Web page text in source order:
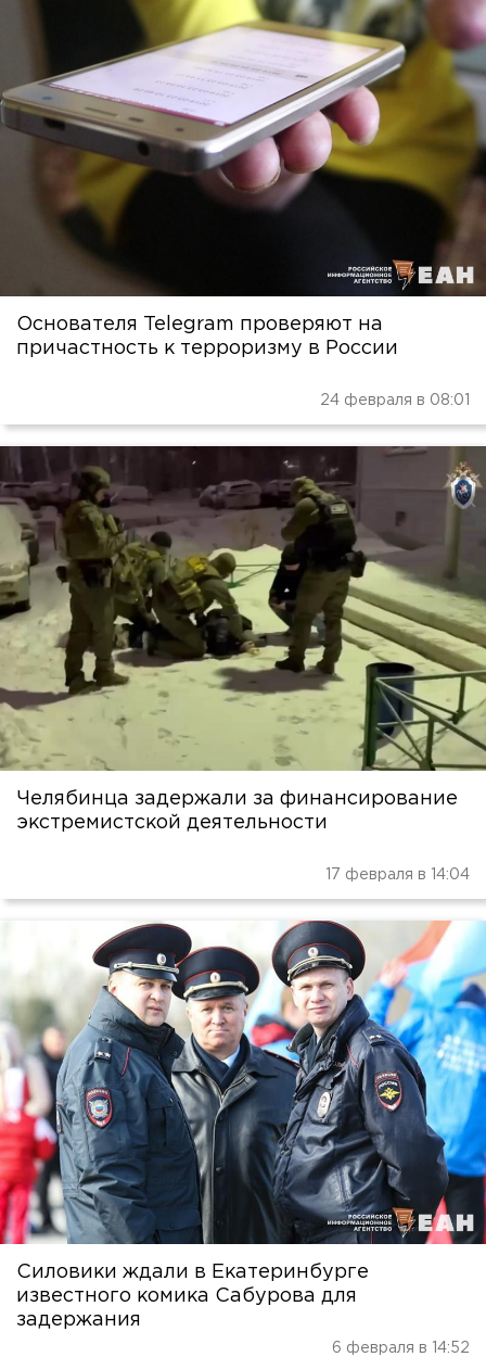
Основателя Telegram проверяют на
причастность к терроризму в России
24 февраля в 08:01
Челябинца задержали за финансирование
экстремистской деятельности
17 февраля в 14:04
Силовики ждали в Екатеринбурге
известного комика Сабурова для
задержания
6 февраля в 14:52